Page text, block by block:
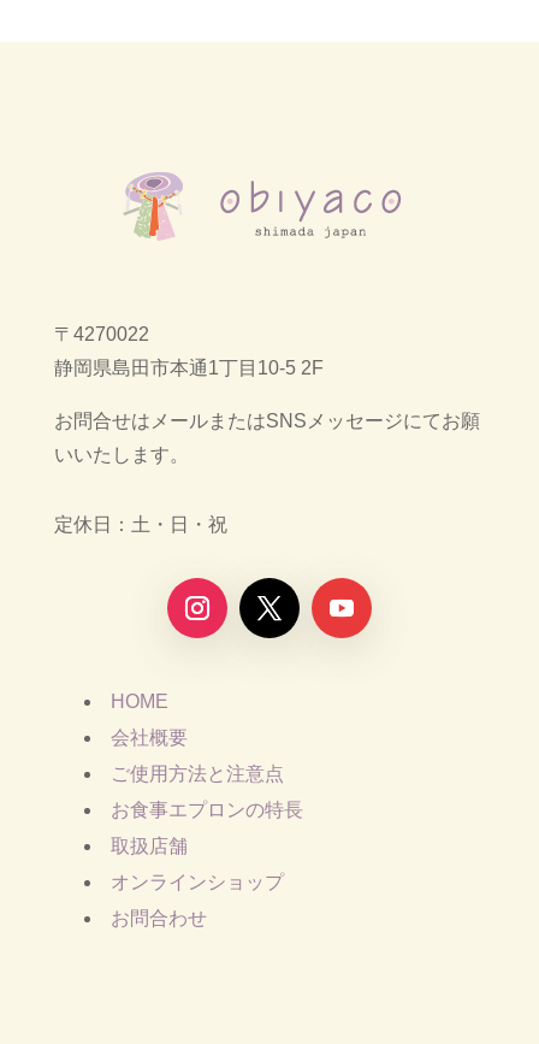
〒4270022
静岡県島田市本通1丁目10-5 2F
お問合せはメールまたはSNSメッセージにてお願
いいたします。
定休日：土・日・祝
HOME
会社概要
ご使用方法と注意点
お食事エプロンの特長
取扱店舗
オンラインショップ
お問合わせ